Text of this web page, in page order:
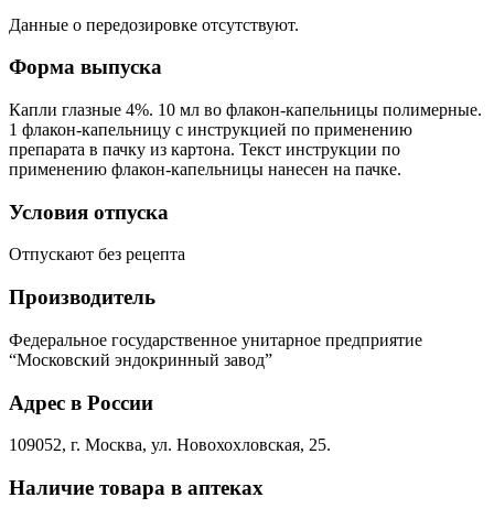
Данные о передозировке отсутствуют.
Форма выпуска
Капли глазные 4%. 10 мл во флакон-­капельницы полимерные.
1 флакон-­капельницу с инструкцией по применению
препарата в пачку из картона. Текст инструкции по
применению флакон­-капельницы нанесен на пачке.
Условия отпуска
Отпускают без рецепта
Производитель
Федеральное государственное унитарное предприятие
“Московский эндокринный завод”
Адрес в России
109052, г. Москва, ул. Новохохловская, 25.
Наличие товара в аптеках